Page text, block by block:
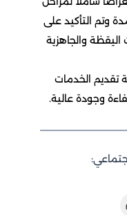
وتم التأكيد على
والجاهزية
تقديم الخدمات
وجودة عالية.